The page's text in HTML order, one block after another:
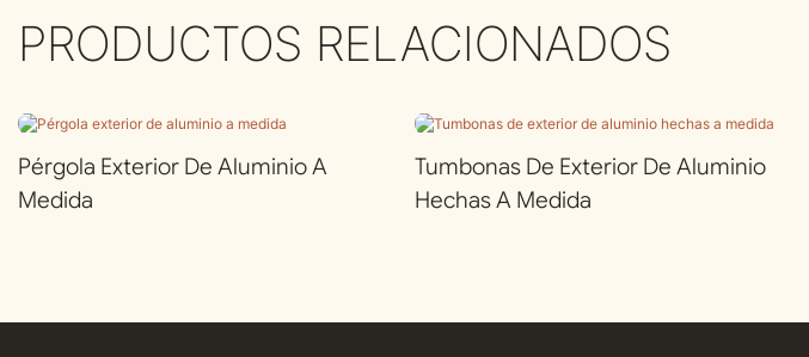
PRODUCTOS RELACIONADOS
Pérgola Exterior De Aluminio A
Medida
Tumbonas De Exterior De Aluminio
Hechas A Medida